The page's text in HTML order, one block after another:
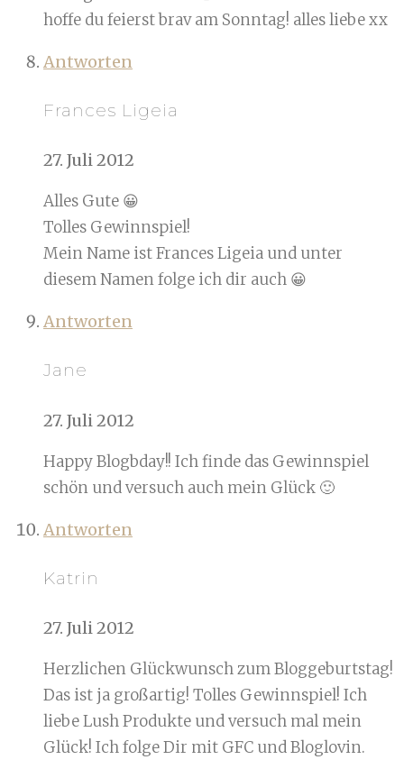
hoffe du feierst brav am Sonntag! alles liebe xx
Antworten
Frances Ligeia
27. Juli 2012
Alles Gute 😀
Tolles Gewinnspiel!
Mein Name ist Frances Ligeia und unter
diesem Namen folge ich dir auch 😀
Antworten
Jane
27. Juli 2012
Happy Blogbday!! Ich finde das Gewinnspiel
schön und versuch auch mein Glück 🙂
Antworten
Katrin
27. Juli 2012
Herzlichen Glückwunsch zum Bloggeburtstag!
Das ist ja großartig! Tolles Gewinnspiel! Ich
liebe Lush Produkte und versuch mal mein
Glück! Ich folge Dir mit GFC und Bloglovin.